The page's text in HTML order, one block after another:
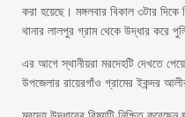
করা হয়েছে। মঙ্গলবার বিকাল ৩টার
থানার লালপুর গ্রাম থেকে উদ্ধার করে
এর আগে স্থানীয়রা মরদেহটি দেখতে
উপজেলার রায়েরগাঁও গ্রামের ইকন্দর